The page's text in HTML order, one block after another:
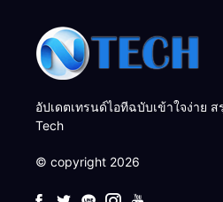
อัปเดตเทรนด์ไอทีฉบับเข้าใจง่าย
Tech
© copyright 2026